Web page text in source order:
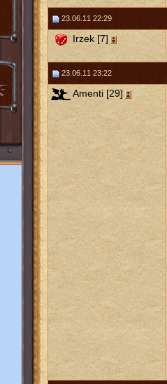
23.06.11 22:29
Irzek [7]
23.06.11 23:22
Amenti [29]